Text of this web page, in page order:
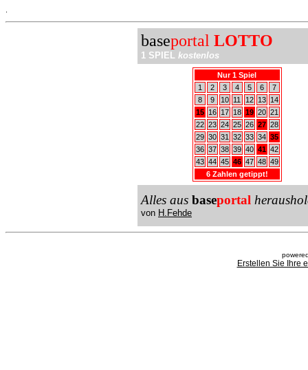
baseportal LOTTO
1 SPIEL kostenlos
Nur 1 Spiel
1
2 3 4 5 6
7
8
9 10 11 12 13
14
15
16 17 18 19 20 21
22 23 24 25 26 27 28
29 30 31 32 33 34 35
36 37 38 39 40 41 42
43 44 45 46 47 48 49
6 Zahlen getippt!
Alles aus baseportal
von H.Fehde
Erstellen Sie Ihre